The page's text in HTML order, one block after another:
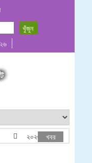
২০২৬-২০২৭ অর্থবছরের জন্য
খবর